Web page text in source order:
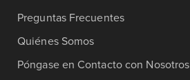
Preguntas Frecuentes
Quiénes Somos
Póngase en Contacto con Nosotros